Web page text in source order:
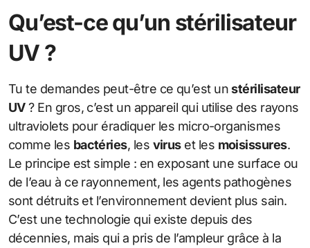
Qu’est-ce qu’un stérilisateur
UV ?
Tu te demandes peut-être ce qu’est unstérilisateur
UV? En gros, c’est un appareil qui utilise des rayons
ultraviolets pour éradiquer les micro-organismes
comme les bactéries, les viruset les moisissures.
Le principe est simple : en exposant une surface ou
de l’eau à ce rayonnement, les agents pathogènes
sont détruits et l’environnement devient plus sain.
C’est une technologie qui existe depuis des
décennies, mais qui a pris de l’ampleur grâce à la